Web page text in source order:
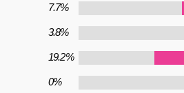
7.7%
3.8%
19.2%
0%